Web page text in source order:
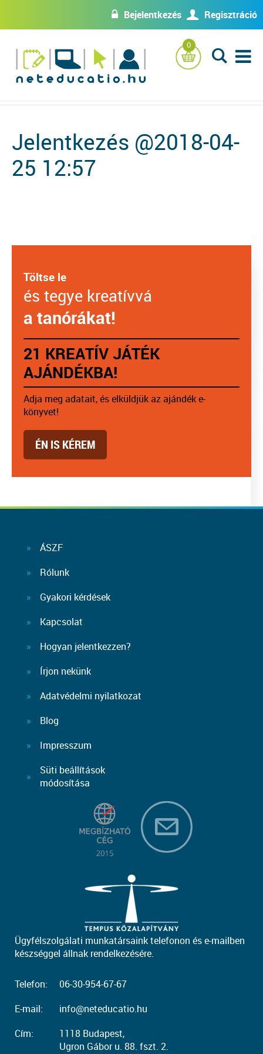
w Bejelentkezés U Regisztráció
0
L
Jelentkezés @2018-04-
25 12:57
Töltse le
és tegye kreatívvá
a tanórákat!
21 KREATÍV JÁTÉK
AJÁNDÉKBA!
Adja meg adatait, és elküldjük az ajándék e-
könyvet!
ÉN IS KÉREM
ÁSZF
Rólunk
Gyakori kérdések
Kapcsolat
Hogyan jelentkezzen?
Írjon nekünk
Adatvédelmi nyilatkozat
Blog
Impresszum
Süti beállítások
módosítása
Ügyfélszolgálati munkatársaink telefonon és e-mailben
készséggel állnak rendelkezésére.
Telefon:
06-30-954-67-67
E-mail:
info@neteducatio.hu
Cím:
1118 Budapest,
Ugron Gábor u. 88. fszt. 2.